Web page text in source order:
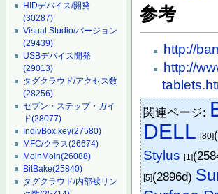
HIDデバイス/開発
(30287)
Visual Studio/バージョン
(29439)
USBデバイス開発
(29013)
タグクラウド/アクセス数
(28256)
セブン・ステップ・ガイ
ド(28077)
IndivBox.key(27580)
MFC/クラス(26674)
MoinMoin(26088)
BitBake(25840)
タグクラウド/内部被リン
参考
http://
http://
関連ページ:
DELL [80]
Stylus [1]
[5](2896d)